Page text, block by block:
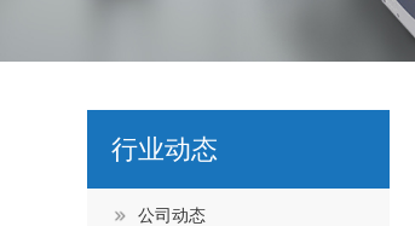
行业动态
公司动态